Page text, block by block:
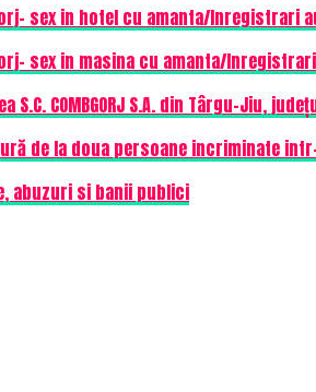
sex in hotel cu amanta/Inregistrari
sex in masina cu amanta/
S.C. COMBGORJ S.A. din Târgu-Jiu,
de la doua persoane incriminate
abuzuri si banii publici